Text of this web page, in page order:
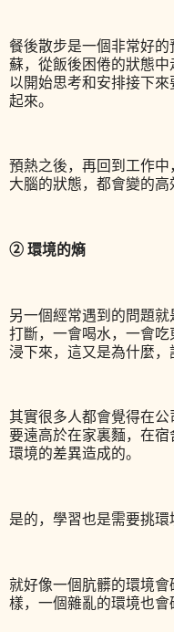
餐後散步是一個非常好
蘇，從飯後困倦的狀態
以開始思考和安排接下
起來。
預熱之後，再回到工作
大腦的狀態，都會變的高
② 環境的熵
另一個經常遇到的問題
打斷，一會喝水，一會
浸下來，這又是為什麼，
其實很多人都會覺得在公
要遠高於在家裏麵，在宿
環境的差異造成的。
是的，學習也是需要挑環
就好像一個肮髒的環境
樣，一個雜亂的環境也會